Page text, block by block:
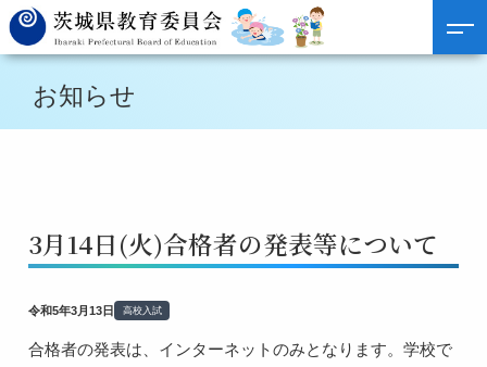
お知らせ
3月14日(火)合格者の発表等について
令和5年3月13日 高校入試
合格者の発表は、インターネットのみとなります。学校で